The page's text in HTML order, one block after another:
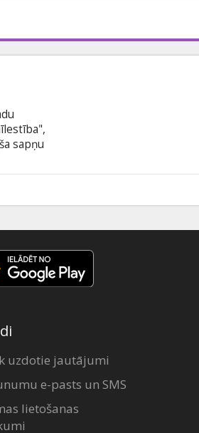
sapņu
jau atkal
uzdotie jautājumi
e-pasts un SMS
lietošanas